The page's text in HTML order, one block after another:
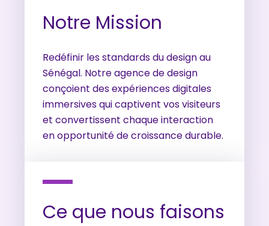
Notre Mission
Redéfinir les standards du design au
Sénégal. Notre agence de design
conçoient des expériences digitales
immersives qui captivent vos visiteurs
et convertissent chaque interaction
en opportunité de croissance durable.
Ce que nous faisons